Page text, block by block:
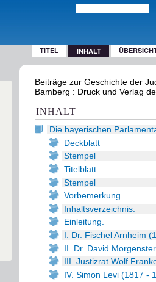
TITEL INHALT
Beiträge zur Geschichte der
Bamberg : Druck und Verlag
INHALT
Die bayerischen
Deckblatt
Stempel
Titelblatt
Stempel
Vorbemerkung.
Inhaltsverzeichnis.
Einleitung.
I. Dr. Fischel Arnheim
II. Dr. David
III. Justizrat Wolf
IV. Simon Levi (1817 -